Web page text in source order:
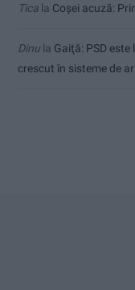
Tica la Coșei acuză:
Dinu la Gaiţă: PSD
crescut în sisteme de